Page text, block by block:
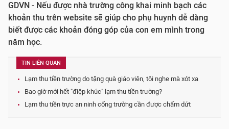
GDVN - Nếu được nhà trường công khai minh bạch các
khoản thu trên website sẽ giúp cho phụ huynh dễ dàng
biết được các khoản đóng góp của con em mình trong
năm học.
TIN LIÊN QUAN
Lạm thu tiền trường do tặng quà giáo viên, tôi nghe mà xót xa
Bao giờ mới hết "điệp khúc" lạm thu tiền trường?
Lạm thu tiền trực an ninh cổng trường cần được chấm dứt